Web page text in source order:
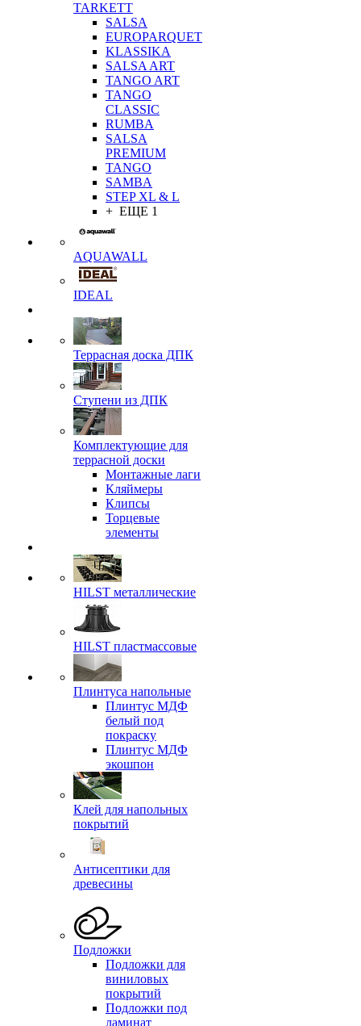
TARKETT
SALSA
EUROPARQUET
KLASSIKA
SALSA ART
TANGO ART
TANGO
CLASSIC
RUMBA
SALSA
PREMIUM
TANGO
SAMBA
STEP XL & L
+ ЕЩЕ 1
AQUAWALL
IDEAL
Террасная доска ДПК
Ступени из ДПК
Комплектующие для
террасной доски
Монтажные лаги
Кляймеры
Клипсы
Торцевые
элементы
HILST металлические
HILST пластмассовые
Плинтуса напольные
Плинтус МДФ
белый под
покраску
Плинтус МДФ
экошпон
Клей для напольных
покрытий
Антисептики для
древесины
Подложки
Подложки для
виниловых
покрытий
Подложки под
ламинат